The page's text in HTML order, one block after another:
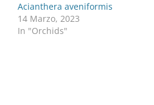
Acianthera aveniformis
14 Marzo, 2023
In "Orchids"